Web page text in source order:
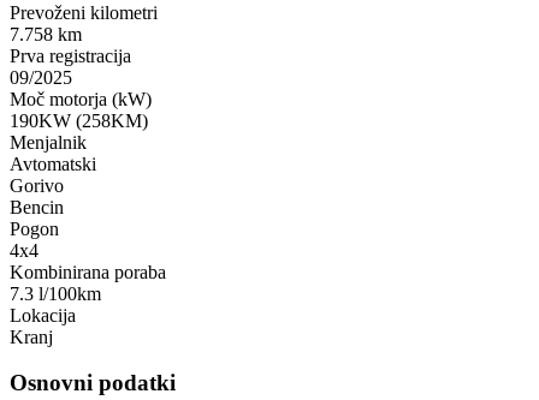
Prevoženi kilometri
7.758 km
Prva registracija
09/2025
Moč motorja (kW)
190KW (258KM)
Menjalnik
Avtomatski
Gorivo
Bencin
Pogon
4x4
Kombinirana poraba
7.3 l/100km
Lokacija
Kranj
Osnovni podatki